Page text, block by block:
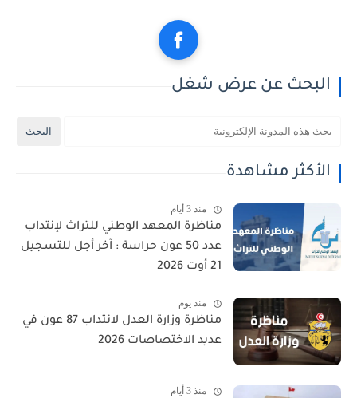
البحث عن عرض شغل
الأكثر مشاهدة
منذ 3 أيام
مناظرة المعهد الوطني للتراث لإنتداب
عدد 50 عون حراسة : آخر أجل للتسجيل
21 أوت 2026
منذ يوم
مناظرة وزارة العدل لانتداب 87 عون في
عديد الاختصاصات 2026
منذ 3 أيام